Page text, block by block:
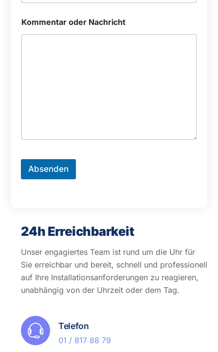
Kommentar oder Nachricht
Absenden
24h Erreichbarkeit
Unser engagiertes Team ist rund um die Uhr für
Sie erreichbar und bereit, schnell und professionell
auf Ihre Installationsanforderungen zu reagieren,
unabhängig von der Uhrzeit oder dem Tag.
Telefon
01 / 817 88 79